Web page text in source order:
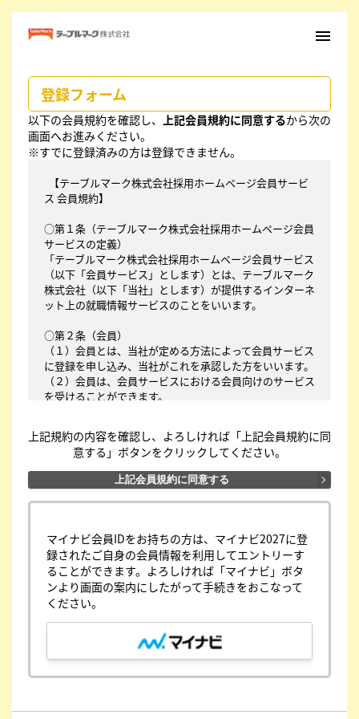
menu
登録フォーム
以下の会員規約を確認し、 上記会員規約に同意するから次の
画面へお進みください。
※すでに登録済みの方は登録できません。
ス 会員規約】
○第１条（テーブルマーク株式会社採用ホームページ会員
サービスの定義）
「テーブルマーク株式会社採用ホームページ会員サービス
（以下「会員サービス」とします）とは、テーブルマーク
株式会社（以下「当社」とします）が提供するインターネ
ット上の就職情報サービスのことをいいます。
○第２条（会員）
（１）会員とは、当社が定める方法によって会員サービス
に登録を申し込み、当社がこれを承認した方をいいます。
（２）会員は、会員サービスにおける会員向けのサービス
を受けることができます。
規約を承認したものとみなします。
○第３条（会員ＩＤ番号とパスワード）
（１）会員は、会員ＩＤ番号を付与され、パスワードを登
録するものとします。ただし、第５条に抵触すると当社が
ます。
（２）会員は、会員ＩＤ番号およびパスワードを第三者に
譲渡または貸与してはなりません。
（３）会員の会員ＩＤ番号およびパスワードの管理および
使用は会員の責任とし、これらの使用上の過誤または第三
者による不正使用等については、当社は一切の責任を負わ
ないものとします。
○第４条（会員サービス）
上記規約の内容を確認し、よろしければ「上記会員規約に同
意する」ボタンをクリックしてください。
上記会員規約に同意する
マイナビ会員IDをお持ちの方は、マイナビ2027に登
録されたご自身の会員情報を利用してエントリーす
ることができます。よろしければ「マイナビ」ボタ
ンより画面の案内にしたがって手続きをおこなって
ください。